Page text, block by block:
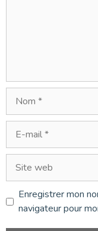
mail
web
Enregistrer mon
navigateur pour